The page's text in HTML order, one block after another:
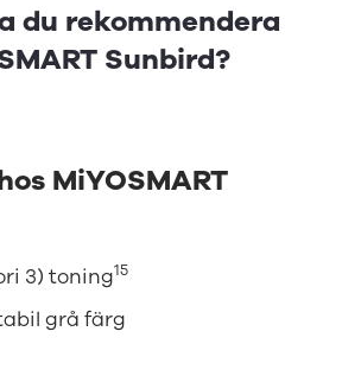
du rekommendera
Sunbird?
MiYOSMART
3) toning15
grå färg